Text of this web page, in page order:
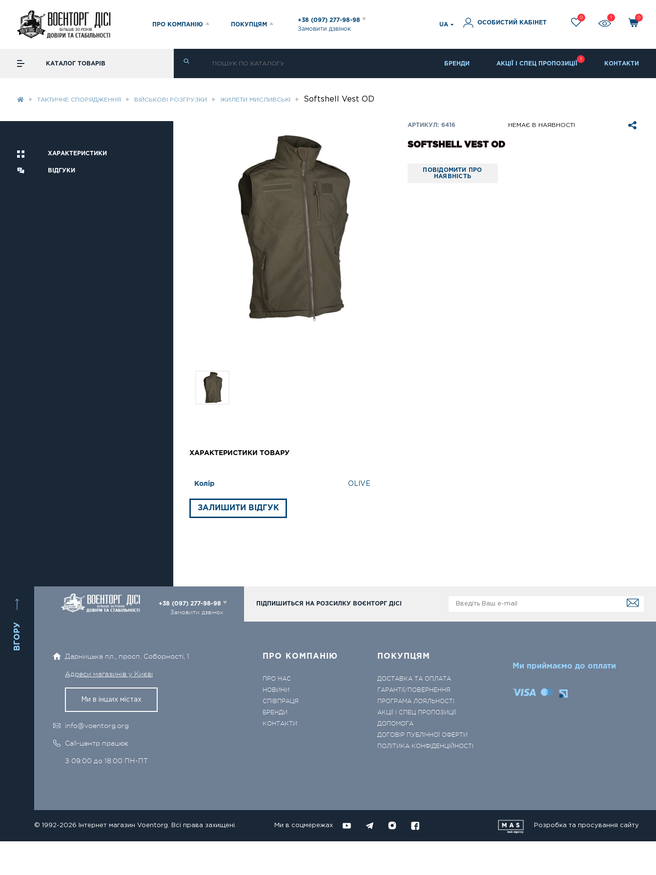
ПРО КОМПАНІЮ ПОКУПЦЯМ
+38 (097) 277-98-98
Замовити дзвінок
UA ОСОБИСТИЙ КАБІНЕТ
0 0
КАТАЛОГ ТОВАРІВ БРЕНДИ АКЦІЇ І СПЕЦ ПРОПОЗИЦІЇ КОНТАКТИ
ТАКТИЧНЕ СПОРЯДЖЕННЯ ВІЙСЬКОВІ РОЗГРУЗКИ ЖИЛЕТИ МИСЛИВСЬКІ Softshell Vest OD
ХАРАКТЕРИСТИКИ
ВІДГУКИ
АРТИКУЛ: 6416 НЕМАЄ В НАЯВНОСТІ
SOFTSHELL VEST OD
ПОВІДОМИТИ ПРО
НАЯВНІСТЬ
ХАРАКТЕРИСТИКИ ТОВАРУ
Колір OLIVE
ЗАЛИШИТИ ВІДГУК
ВГОРУ
+38 (097) 277-98-98
Замовити дзвінок
ПІДПИШИТЬСЯ НА РОЗСИЛКУ ВОЄНТОРГ ДІСІ
Дарницька пл., просп. Соборності, 1
Адреси магазинів у Києві
Ми в інших містах
info@voentorg.org
Call-центр працює
З 09:00 до 18:00 ПН-ПТ
ПРО КОМПАНІЮ
ПРО НАС
НОВИНИ
СПІВПРАЦЯ
БРЕНДИ
КОНТАКТИ
ПОКУПЦЯМ
ДОСТАВКА ТА ОПЛАТА
ГАРАНТІЇ/ПОВЕРНЕННЯ
ПРОГРАМА ЛОЯЛЬНОСТІ
АКЦІЇ І СПЕЦ ПРОПОЗИЦІЇ
ДОПОМОГА
ДОГОВІР ПУБЛІЧНОЇ ОФЕРТИ
ПОЛІТИКА КОНФІДЕНЦІЙНОСТІ
Ми приймаємо до оплати
© 1992-2026 Інтернет магазин Voentorg. Всі права захищені. Ми в соцмережах Розробка та просування сайту